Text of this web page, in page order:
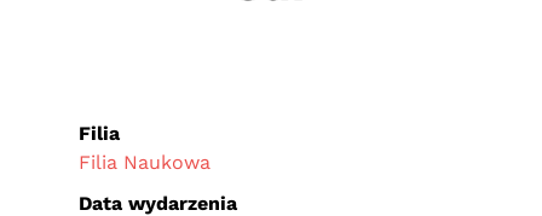
Filia
Filia Naukowa
Data wydarzenia